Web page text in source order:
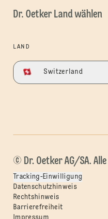
Dr. Oetker Land wählen
LAND
Switzerland
© Dr. Oetker AG/SA.
Tracking-Einwilligung
Datenschutzhinweis
Rechtshinweis
Barrierefreiheit
Impressum